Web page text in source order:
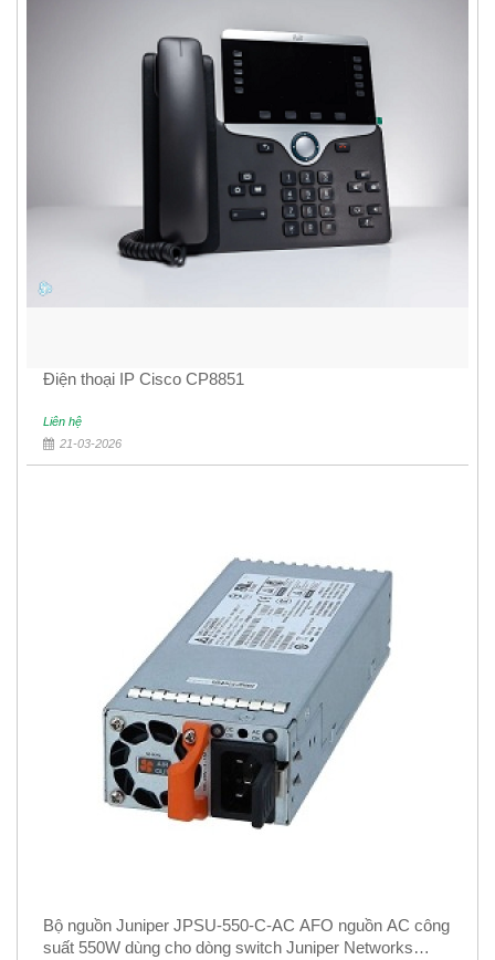
Điện thoại IP Cisco CP8851
Liên hệ
21-03-2026
Bộ nguồn Juniper JPSU-550-C-AC AFO nguồn AC công
suất 550W dùng cho dòng switch Juniper Networks